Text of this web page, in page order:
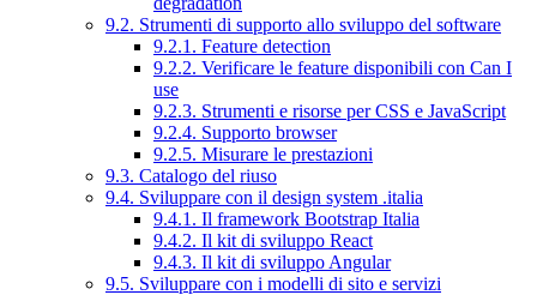
9.2. Strumenti di supporto allo sviluppo del software
9.2.1. Feature detection
9.2.2. Verificare le feature disponibili con Can I
use
9.2.3. Strumenti e risorse per CSS e JavaScript
9.2.4. Supporto browser
9.2.5. Misurare le prestazioni
9.3. Catalogo del riuso
9.4. Sviluppare con il design system .italia
9.4.1. Il framework Bootstrap Italia
9.4.2. Il kit di sviluppo React
9.4.3. Il kit di sviluppo Angular
9.5. Sviluppare con i modelli di sito e servizi